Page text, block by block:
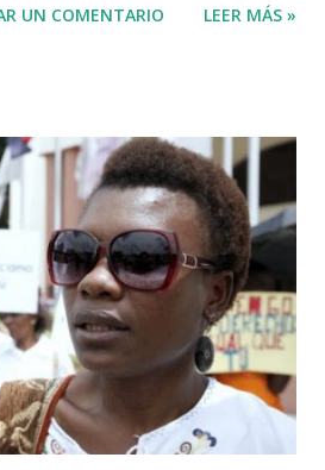
mi país me iba a traer tanto
by Juan carlos martinez Guerrero
abajo de dejamos el video del
PARTE 1 PARTE 2
UN COMENTARIO LEER MÁS »